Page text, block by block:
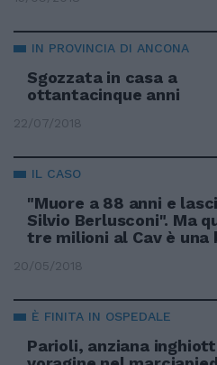
IN PROVINCIA DI ANCONA
Sgozzata in casa a
ottantacinque anni
22/07/2018
IL CASO
"Muore a 88 anni e
Silvio Berlusconi". Ma
tre milioni al Cav è una
20/05/2018
È FINITA IN OSPEDALE
Parioli, anziana